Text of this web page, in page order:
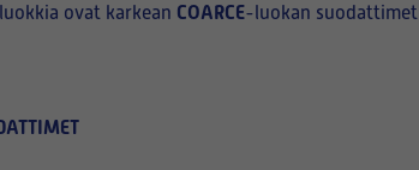
ovat karkean COARCE-luokan suodattimet